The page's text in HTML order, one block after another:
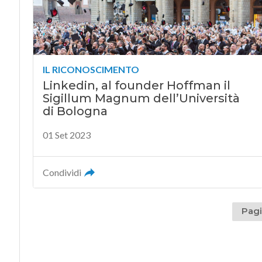
IL RICONOSCIMENTO
Linkedin, al founder Hoffman il
Sigillum Magnum dell’Università
di Bologna
01 Set 2023
Condividi